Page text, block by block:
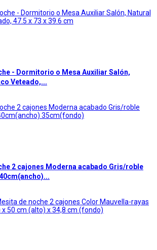
- Dormitorio o Mesa Auxiliar Salón,
Veteado,...
2 cajones Moderna acabado Gris/roble